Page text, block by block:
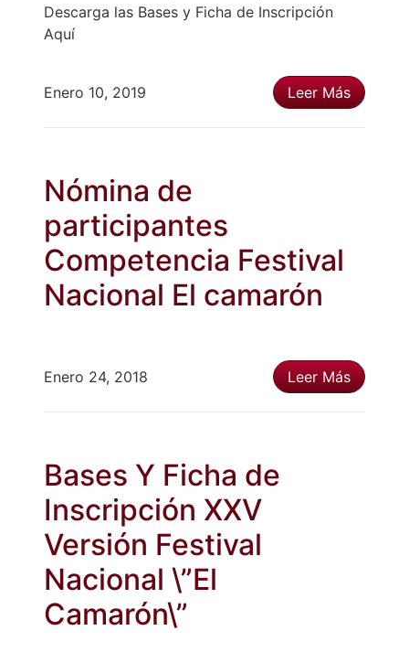
Descarga las Bases y Ficha de Inscripción
Aquí
Enero 10, 2019 Leer Más
Nómina de
participantes
Competencia Festival
Nacional El camarón
Enero 24, 2018 Leer Más
Bases Y Ficha de
Inscripción XXV
Versión Festival
Nacional \”El
Camarón\”